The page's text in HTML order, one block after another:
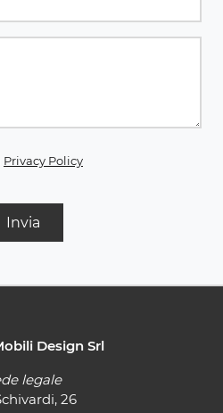
Privacy Policy
Invia
Design Srl
legale
26